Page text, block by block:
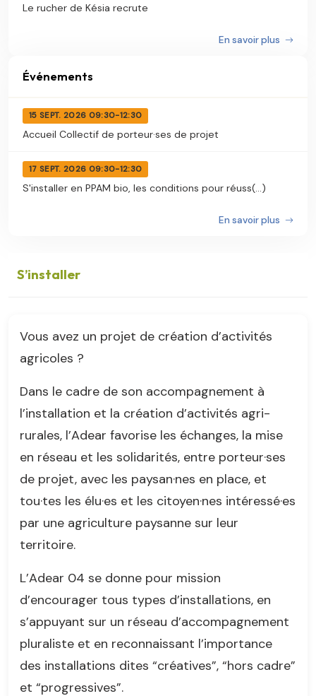
Le rucher de Késia recrute
En savoir plus
Événements
15 SEPT. 2026 09:30-12:30
Accueil Collectif de porteur·ses de projet
17 SEPT. 2026 09:30-12:30
S'installer en PPAM bio, les conditions pour réuss(...)
En savoir plus
S’installer
Vous avez un projet de création d’activités
agricoles ?
Dans le cadre de son accompagnement à
l’installation et la création d’activités agri-
rurales, l’Adear favorise les échanges, la mise
en réseau et les solidarités, entre porteur·ses
de projet, avec les paysan·nes en place, et
tou·tes les élu·es et les citoyen·nes intéressé·es
par une agriculture paysanne sur leur
territoire.
L’Adear 04 se donne pour mission
d’encourager tous types d’installations, en
s’appuyant sur un réseau d’accompagnement
pluraliste et en reconnaissant l’importance
des installations dites “créatives”, “hors cadre”
et “progressives”.